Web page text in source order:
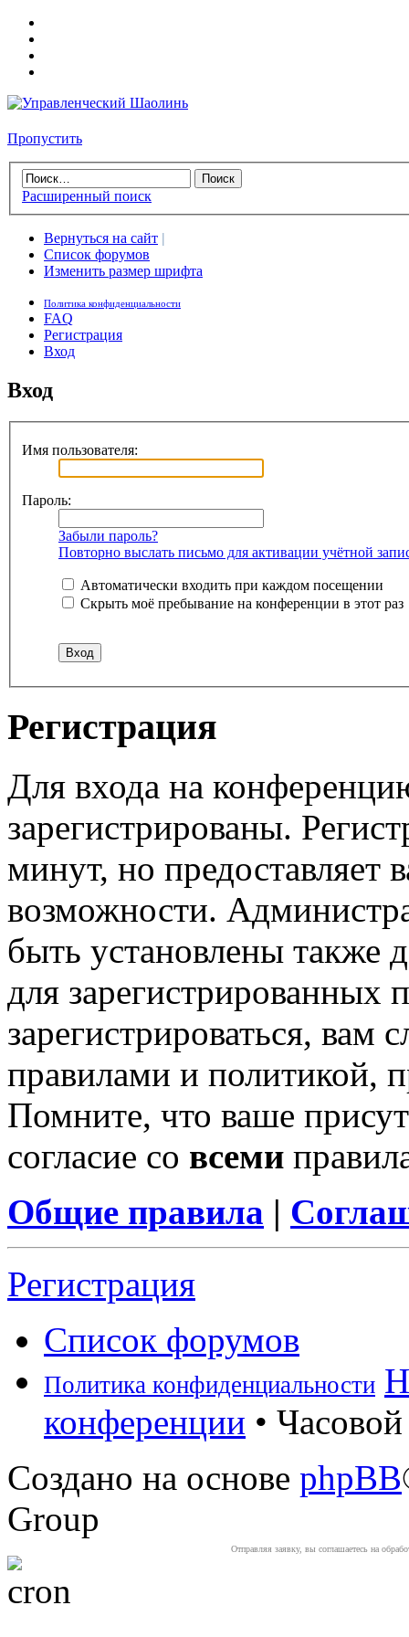
Пропустить
Расширенный поиск
Вернуться на сайт |
Список форумов
Изменить размер шрифта
Политика конфиденциальности
FAQ
Регистрация
Вход
Вход
Имя пользователя:
Пароль:
Забыли пароль?
Повторно выслать письмо для активации учётной
Автоматически входить при каждом посещении
Скрыть моё пребывание на конференции в этот раз
Регистрация
Для входа на
зарегистрированы.
минут, но предоставляет
возможности.
быть установлены также
для зарегистрированных
зарегистрироваться, вам
правилами и политикой,
Помните, что ваше
согласие со всеми
Общие правила |
Регистрация
Список форумов
Политика конфиденциальности
конференции •
Создано на основе phpBB
Group
Отправляя заявку, вы соглашаетесь на